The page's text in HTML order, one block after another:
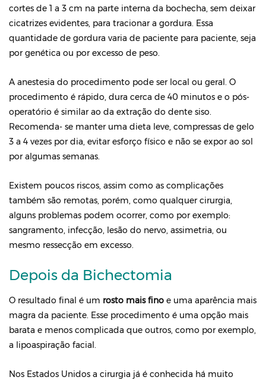
cortes de 1 a 3 cm na parte interna da bochecha, sem deixar
cicatrizes evidentes, para tracionar a gordura. Essa
quantidade de gordura varia de paciente para paciente, seja
por genética ou por excesso de peso.
A anestesia do procedimento pode ser local ou geral. O
procedimento é rápido, dura cerca de 40 minutos e o pós-
operatório é similar ao da extração do dente siso.
Recomenda- se manter uma dieta leve, compressas de gelo
3 a 4 vezes por dia, evitar esforço físico e não se expor ao sol
por algumas semanas.
Existem poucos riscos, assim como as complicações
também são remotas, porém, como qualquer cirurgia,
alguns problemas podem ocorrer, como por exemplo:
sangramento, infecção, lesão do nervo, assimetria, ou
mesmo ressecção em excesso.
Depois da Bichectomia
O resultado final é um rosto mais fino e uma aparência mais
magra da paciente. Esse procedimento é uma opção mais
barata e menos complicada que outros, como por exemplo,
a lipoaspiração facial.
Nos Estados Unidos a cirurgia já é conhecida há muito